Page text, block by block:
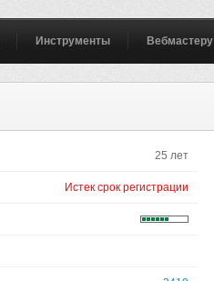
Инструменты Вебмастеру
25 лет
Истек срок регистрации